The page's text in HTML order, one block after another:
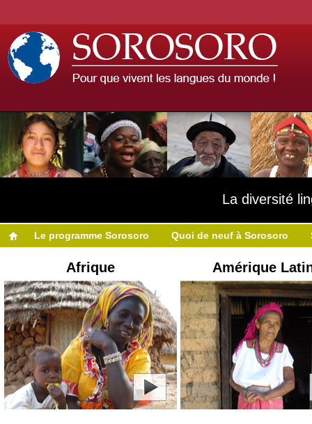
La diversité
Le programme Sorosoro Quoi de neuf à Sorosoro
Afrique Amérique